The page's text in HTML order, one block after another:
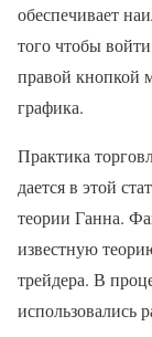
обеспечивает
того чтобы
правой кнопкой
графика.
Практика
дается в этой
теории Ганна.
известную
трейдера. В
использовались